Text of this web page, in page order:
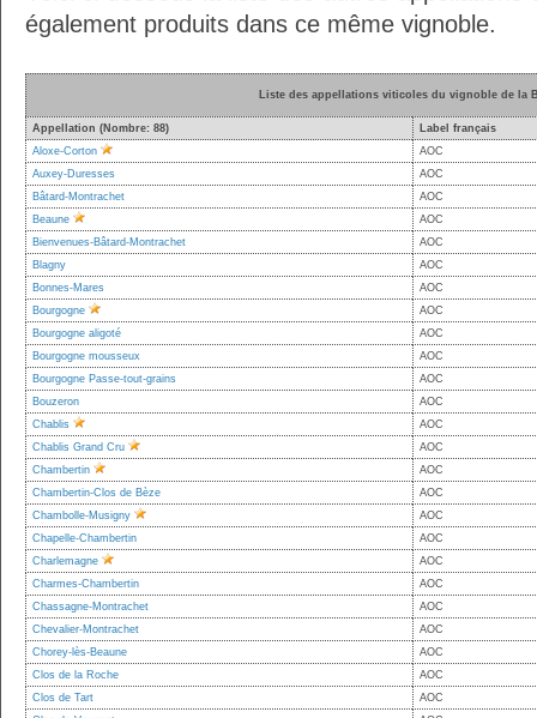
également produits dans ce même vignoble.
Liste des appellations viticoles du vignoble de la
Appellation (Nombre: 88)
Label français
Aloxe-Corton
AOC
Auxey-Duresses
AOC
Bâtard-Montrachet
AOC
Beaune
AOC
Bienvenues-Bâtard-Montrachet
AOC
Blagny
AOC
Bonnes-Mares
AOC
Bourgogne
AOC
Bourgogne aligoté
AOC
Bourgogne mousseux
AOC
Bourgogne Passe-tout-grains
AOC
Bouzeron
AOC
Chablis
AOC
Chablis Grand Cru
AOC
Chambertin
AOC
Chambertin-Clos de Bèze
AOC
Chambolle-Musigny
AOC
Chapelle-Chambertin
AOC
Charlemagne
AOC
Charmes-Chambertin
AOC
Chassagne-Montrachet
AOC
Chevalier-Montrachet
AOC
Chorey-lès-Beaune
AOC
Clos de la Roche
AOC
Clos de Tart
AOC